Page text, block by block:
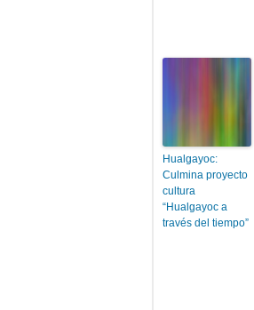
Hualgayoc:
Culmina proyecto
cultura
“Hualgayoc a
través del tiempo”